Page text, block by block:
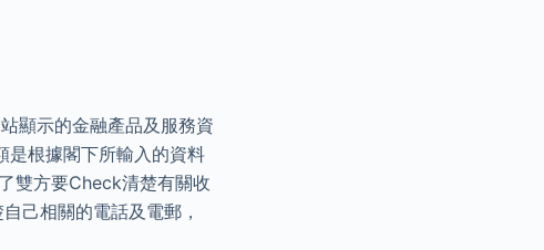
顯示的金融產品及服務資
是根據閣下所輸入的資料
雙方要Check清楚有關收
己相關的電話及電郵，